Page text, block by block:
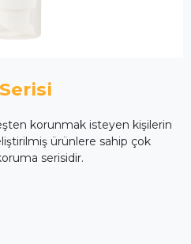
korunmak isteyen kişilerin
ürünlere sahip çok
serisidir.